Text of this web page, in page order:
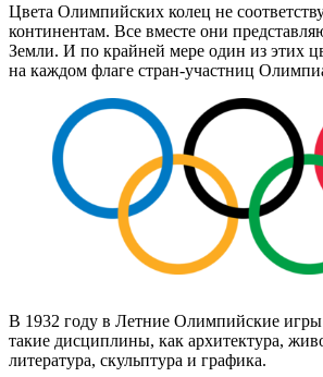
Цвета Олимпийских колец не
континентам. Все вместе они
Земли. И по крайней мере один из этих
на каждом флаге стран-участниц
В 1932 году в Летние Олимпийские
такие дисциплины, как архитектура,
литература, скульптура и графика.